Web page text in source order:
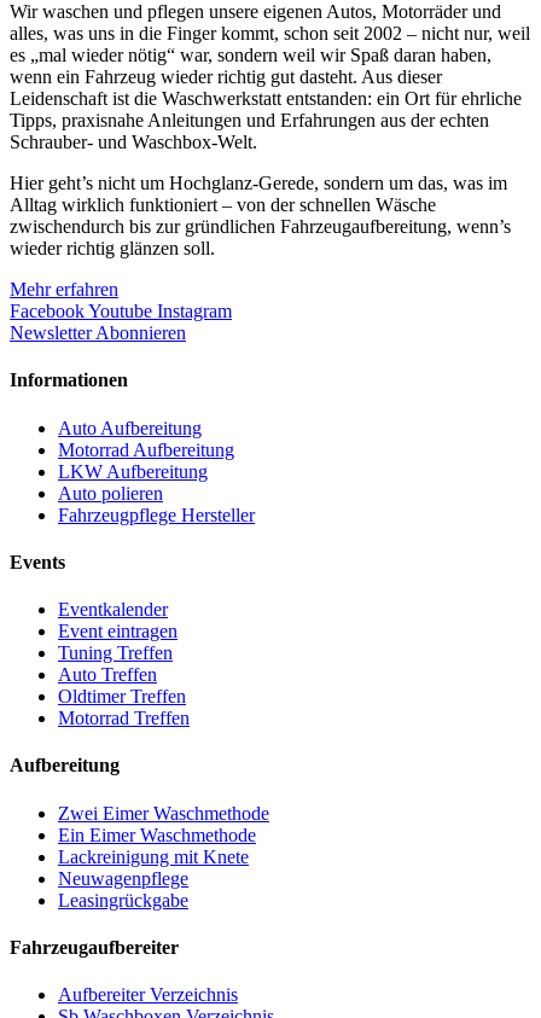
Wir waschen und pflegen unsere eigenen Autos, Motorräder und
alles, was uns in die Finger kommt, schon seit 2002 – nicht nur, weil
es „mal wieder nötig“ war, sondern weil wir Spaß daran haben,
wenn ein Fahrzeug wieder richtig gut dasteht. Aus dieser
Leidenschaft ist die Waschwerkstatt entstanden: ein Ort für ehrliche
Tipps, praxisnahe Anleitungen und Erfahrungen aus der echten
Schrauber- und Waschbox-Welt.
Hier geht’s nicht um Hochglanz-Gerede, sondern um das, was im
Alltag wirklich funktioniert – von der schnellen Wäsche
zwischendurch bis zur gründlichen Fahrzeugaufbereitung, wenn’s
wieder richtig glänzen soll.
Mehr erfahren
FacebookYoutube Instagram
Newsletter Abonnieren
Informationen
Auto Aufbereitung
Motorrad Aufbereitung
LKW Aufbereitung
Auto polieren
Fahrzeugpflege Hersteller
Events
Eventkalender
Event eintragen
Tuning Treffen
Auto Treffen
Oldtimer Treffen
Motorrad Treffen
Aufbereitung
Zwei Eimer Waschmethode
Ein Eimer Waschmethode
Lackreinigung mit Knete
Neuwagenpflege
Leasingrückgabe
Fahrzeugaufbereiter
Aufbereiter Verzeichnis